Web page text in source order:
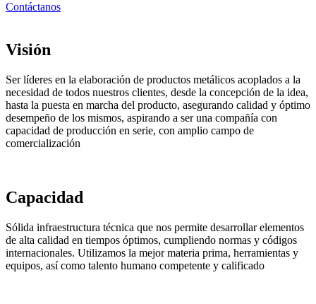
Contáctanos
Visión
Ser líderes en la elaboración de productos metálicos acoplados a la
necesidad de todos nuestros clientes, desde la concepción de la idea,
hasta la puesta en marcha del producto, asegurando calidad y óptimo
desempeño de los mismos, aspirando a ser una compañía con
capacidad de producción en serie, con amplio campo de
comercialización
Capacidad
Sólida infraestructura técnica que nos permite desarrollar elementos
de alta calidad en tiempos óptimos, cumpliendo normas y códigos
internacionales. Utilizamos la mejor materia prima, herramientas y
equipos, así como talento humano competente y calificado